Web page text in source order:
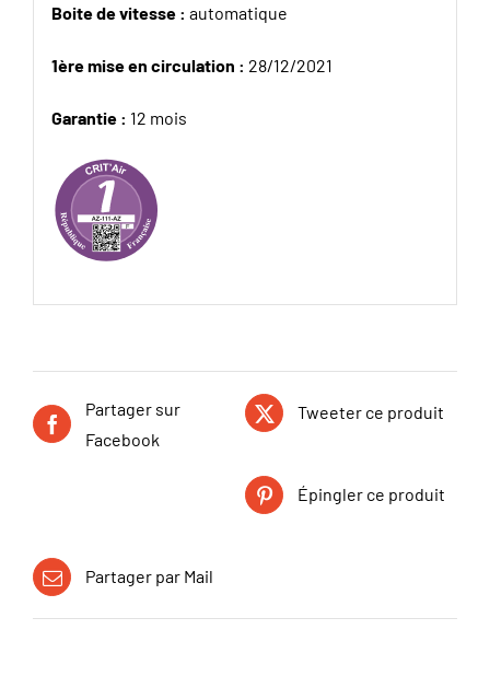
Boite de vitesse : automatique
1ère mise en circulation : 28/12/2021
Garantie : 12 mois
Partager sur
Facebook
Tweeter ce produit
Épingler ce produit
Partager par Mail